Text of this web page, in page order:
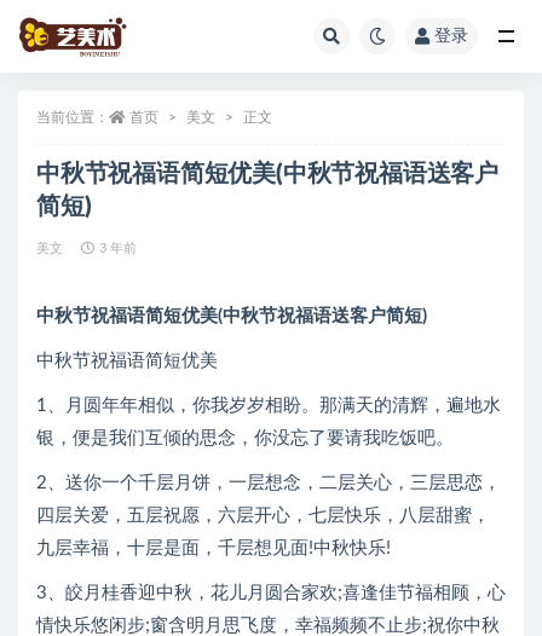
登录
当前位置： 首页 美文 正文
中秋节祝福语简短优美(中秋节祝福语送客户
简短)
美文 3 年前
中秋节祝福语简短优美(中秋节祝福语送客户简短)
中秋节祝福语简短优美
1、月圆年年相似，你我岁岁相盼。那满天的清辉，遍地水
银，便是我们互倾的思念，你没忘了要请我吃饭吧。
2、送你一个千层月饼，一层想念，二层关心，三层思恋，
四层关爱，五层祝愿，六层开心，七层快乐，八层甜蜜，
九层幸福，十层是面，千层想见面!中秋快乐!
3、皎月桂香迎中秋，花儿月圆合家欢;喜逢佳节福相顾，心
情快乐悠闲步;窗含明月思飞度，幸福频频不止步;祝你中秋